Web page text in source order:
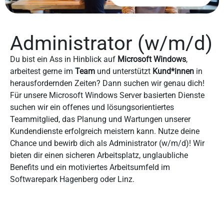
Administrator (w/m/d)
Du bist ein Ass in Hinblick auf Microsoft Windows,
arbeitest gerne im Team und unterstützt Kund*innen in
herausfordernden Zeiten? Dann suchen wir genau dich!
Für unsere Microsoft Windows Server basierten Dienste
suchen wir ein offenes und lösungsorientiertes
Teammitglied, das Planung und Wartungen unserer
Kundendienste erfolgreich meistern kann. Nutze deine
Chance und bewirb dich als Administrator (w/m/d)! Wir
bieten dir einen sicheren Arbeitsplatz, unglaubliche
Benefits und ein motiviertes Arbeitsumfeld im
Softwarepark Hagenberg oder Linz.